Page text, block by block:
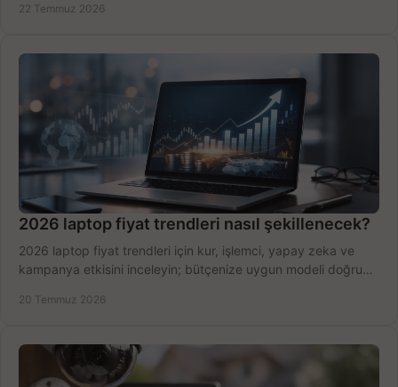
22 Temmuz 2026
2026 laptop fiyat trendleri nasıl şekillenecek?
2026 laptop fiyat trendleri için kur, işlemci, yapay zeka ve
kampanya etkisini inceleyin; bütçenize uygun modeli doğru
20 Temmuz 2026